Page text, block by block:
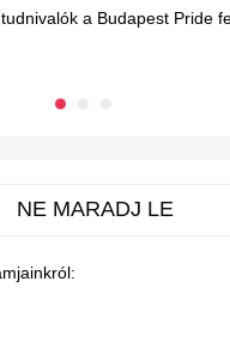
a Budapest Pride
NE MARADJ LE